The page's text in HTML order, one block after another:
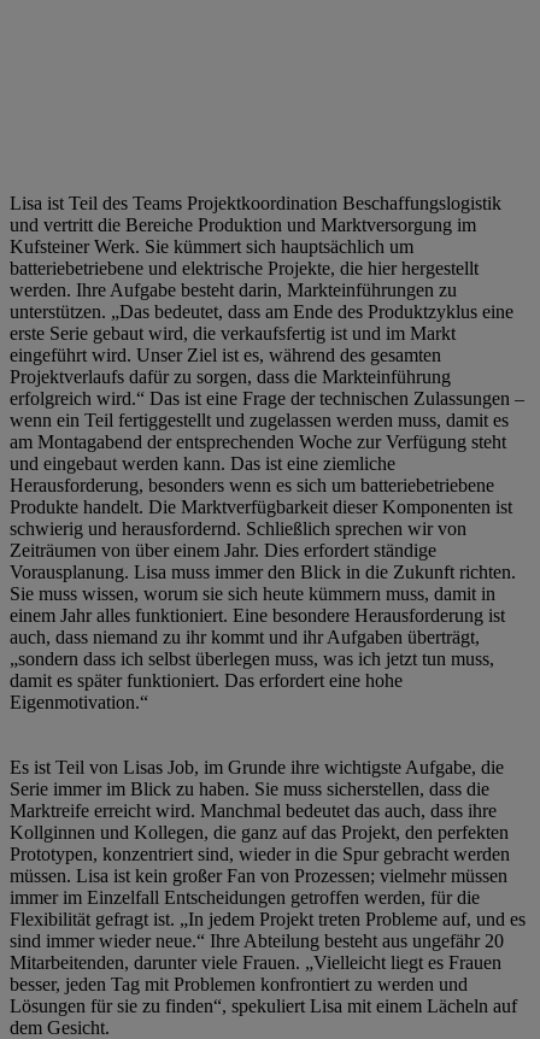
Lisa ist Teil des Teams Projektkoordination Beschaffungslogistik
und vertritt die Bereiche Produktion und Marktversorgung im
Kufsteiner Werk. Sie kümmert sich hauptsächlich um
batteriebetriebene und elektrische Projekte, die hier hergestellt
werden. Ihre Aufgabe besteht darin, Markteinführungen zu
unterstützen. „Das bedeutet, dass am Ende des Produktzyklus eine
erste Serie gebaut wird, die verkaufsfertig ist und im Markt
eingeführt wird. Unser Ziel ist es, während des gesamten
Projektverlaufs dafür zu sorgen, dass die Markteinführung
erfolgreich wird.“ Das ist eine Frage der technischen Zulassungen –
wenn ein Teil fertiggestellt und zugelassen werden muss, damit es
am Montagabend der entsprechenden Woche zur Verfügung steht
und eingebaut werden kann. Das ist eine ziemliche
Herausforderung, besonders wenn es sich um batteriebetriebene
Produkte handelt. Die Marktverfügbarkeit dieser Komponenten ist
schwierig und herausfordernd. Schließlich sprechen wir von
Zeiträumen von über einem Jahr. Dies erfordert ständige
Vorausplanung. Lisa muss immer den Blick in die Zukunft richten.
Sie muss wissen, worum sie sich heute kümmern muss, damit in
einem Jahr alles funktioniert. Eine besondere Herausforderung ist
auch, dass niemand zu ihr kommt und ihr Aufgaben überträgt,
„sondern dass ich selbst überlegen muss, was ich jetzt tun muss,
damit es später funktioniert. Das erfordert eine hohe
Eigenmotivation.“
Es ist Teil von Lisas Job, im Grunde ihre wichtigste Aufgabe, die
Serie immer im Blick zu haben. Sie muss sicherstellen, dass die
Marktreife erreicht wird. Manchmal bedeutet das auch, dass ihre
Kollginnen und Kollegen, die ganz auf das Projekt, den perfekten
Prototypen, konzentriert sind, wieder in die Spur gebracht werden
müssen. Lisa ist kein großer Fan von Prozessen; vielmehr müssen
immer im Einzelfall Entscheidungen getroffen werden, für die
Flexibilität gefragt ist. „In jedem Projekt treten Probleme auf, und es
sind immer wieder neue.“ Ihre Abteilung besteht aus ungefähr 20
Mitarbeitenden, darunter viele Frauen. „Vielleicht liegt es Frauen
besser, jeden Tag mit Problemen konfrontiert zu werden und
Lösungen für sie zu finden“, spekuliert Lisa mit einem Lächeln auf
dem Gesicht.